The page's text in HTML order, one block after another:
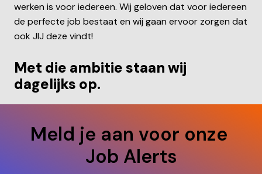
werken is voor iedereen. Wij geloven dat voor iedereen
de perfecte job bestaat en wij gaan ervoor zorgen dat
ook JIJ deze vindt!
Met die ambitie staan wij
dagelijks op.
Meld je aan voor onze
Job Alerts